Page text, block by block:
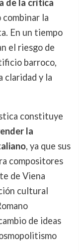
de la crítica
combinar la
En un tiempo
el riesgo de
barroco,
claridad y la
constituye
la
, ya que sus
compositores
de Viena
cultural
de ideas